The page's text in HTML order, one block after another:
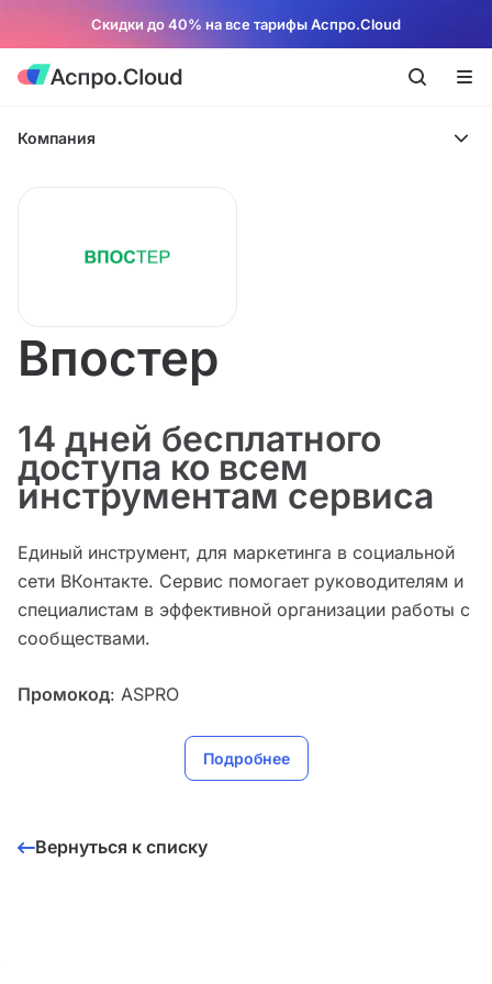
Скидки до 40% на все тарифы Аспро.Cloud
Компания
Впостер
14 дней бесплатного
доступа ко всем
инструментам сервиса
Единый инструмент, для маркетинга в социальной
сети ВКонтакте. Сервис помогает руководителям и
специалистам в эффективной организации работы с
сообществами.
Промокод: ASPRO
Подробнее
Вернуться к списку